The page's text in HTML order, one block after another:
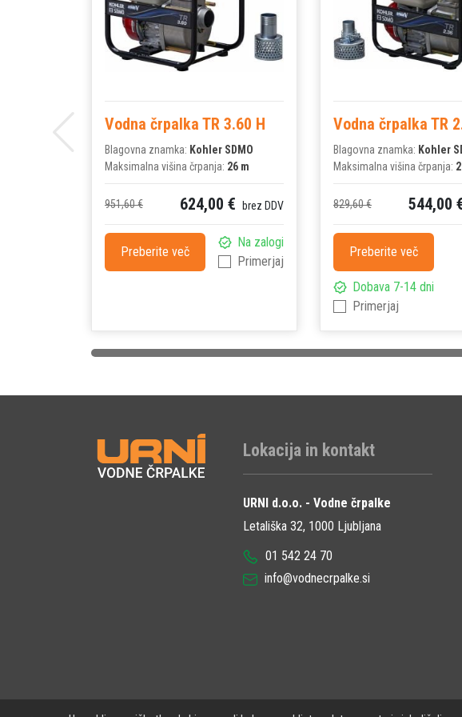
Vodna črpalka TR 3.60 H
Blagovna znamka: Kohler SDMO
Maksimalna višina črpanja: 26 m
951,60 € 624,00 € brez DDV
Preberite več
Na zalogi
Primerjaj
Vodna črpalka TR
Blagovna znamka: Kohler
Maksimalna višina črpanja:
829,60 € 544,00
Preberite več
Dobava 7-14 dni
Primerjaj
Lokacija in kontakt
URNI d.o.o. - Vodne črpalke
Letališka 32, 1000 Ljubljana
01 542 24 70
info@vodnecrpalke.si